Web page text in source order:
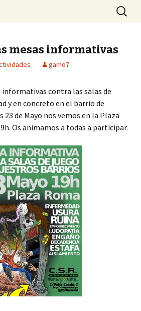
Gamonal Buscar:
mesas informativas
gamo7
informativas contra las salas de
y en concreto en el barrio de
de Mayo nos vemos en la Plaza
Os animamos a todas a participar.